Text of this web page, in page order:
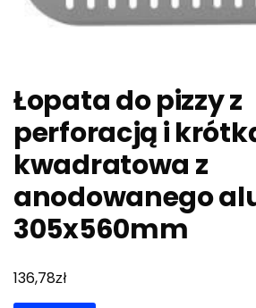
Łopata do pizzy z
perforacją i
kwadratowa z
anodowanego
305x560mm
136,78zł